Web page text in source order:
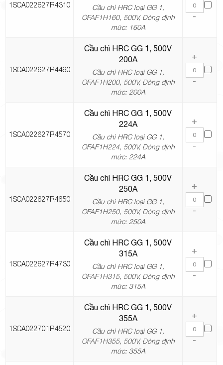
1SCA022627R4310
Cầu chì HRC loại GG 1,
OFAF1H160, 500V, Dòng định
mức: 160A
-
1SCA022627R4490
Cầu chì HRC GG 1, 500V
200A
Cầu chì HRC loại GG 1,
OFAF1H200, 500V, Dòng định
mức: 200A
+
-
1SCA022627R4570
Cầu chì HRC GG 1, 500V
224A
Cầu chì HRC loại GG 1,
OFAF1H224, 500V, Dòng định
mức: 224A
+
-
1SCA022627R4650
Cầu chì HRC GG 1, 500V
250A
Cầu chì HRC loại GG 1,
OFAF1H250, 500V, Dòng định
mức: 250A
+
-
1SCA022627R4730
Cầu chì HRC GG 1, 500V
315A
Cầu chì HRC loại GG 1,
OFAF1H315, 500V, Dòng định
mức: 315A
+
-
1SCA022701R4520
Cầu chì HRC GG 1, 500V
355A
Cầu chì HRC loại GG 1,
OFAF1H355, 500V, Dòng định
mức: 355A
+
-